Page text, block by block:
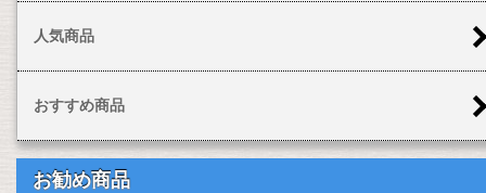
人気商品
おすすめ商品
お勧め商品